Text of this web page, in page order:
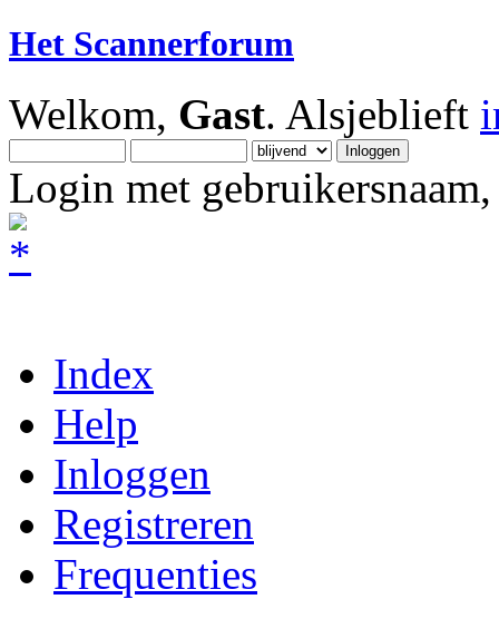
Het Scannerforum
Welkom, Gast. Alsjeblieft
Login met
Index
Help
Inloggen
Registreren
Frequenties